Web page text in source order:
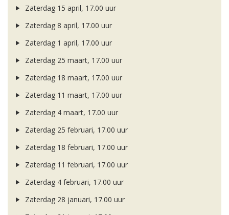
Zaterdag 15 april, 17.00 uur
Zaterdag 8 april, 17.00 uur
Zaterdag 1 april, 17.00 uur
Zaterdag 25 maart, 17.00 uur
Zaterdag 18 maart, 17.00 uur
Zaterdag 11 maart, 17.00 uur
Zaterdag 4 maart, 17.00 uur
Zaterdag 25 februari, 17.00 uur
Zaterdag 18 februari, 17.00 uur
Zaterdag 11 februari, 17.00 uur
Zaterdag 4 februari, 17.00 uur
Zaterdag 28 januari, 17.00 uur